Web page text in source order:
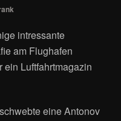
intressante
am Flughafen
ein Luftfahrtmagazin
eine Antonov